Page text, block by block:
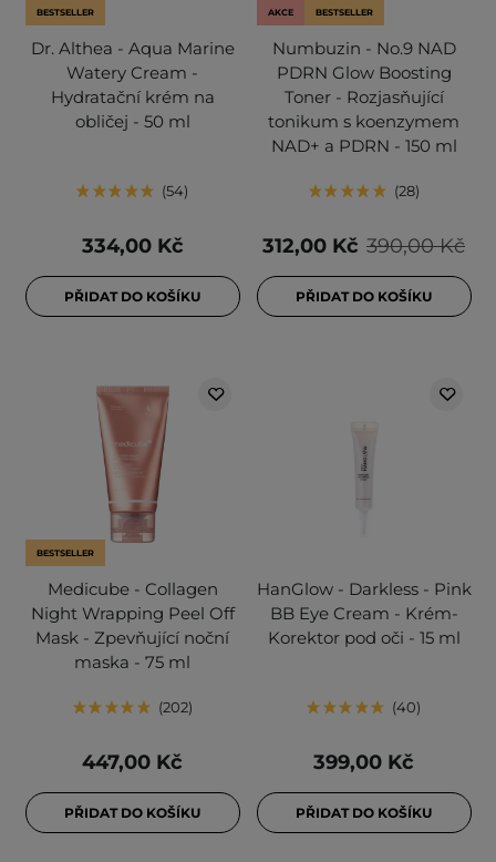
BESTSELLER
Dr. Althea - Aqua Marine
Watery Cream -
Hydratační krém na
obličej - 50 ml
54
334,00 Kč
PŘIDAT DO KOŠÍKU
AKCE BESTSELLER
Numbuzin - No.9 NAD
PDRN Glow Boosting
Toner - Rozjasňující
tonikum s koenzymem
NAD+ a PDRN - 150 ml
28
390,00 Kč
312,00 Kč
PŘIDAT DO KOŠÍKU
BESTSELLER
Medicube - Collagen
Night Wrapping Peel Off
Mask - Zpevňující noční
maska - 75 ml
202
447,00 Kč
PŘIDAT DO KOŠÍKU
HanGlow - Darkless - Pink
BB Eye Cream - Krém-
Korektor pod oči - 15 ml
40
399,00 Kč
PŘIDAT DO KOŠÍKU